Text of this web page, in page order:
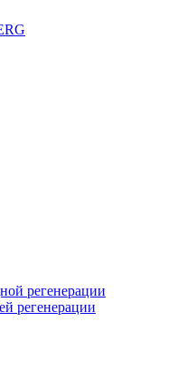
регенерации
регенерации